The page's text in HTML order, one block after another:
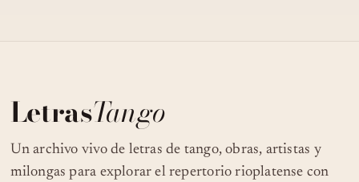
08
EDMUNDO RIVERO - PAN (1953) TANGO
DE CELEDONIO FLORES
LetrasTango
Un archivo vivo de letras de tango, obras, artistas y
milongas para explorar el repertorio rioplatense con